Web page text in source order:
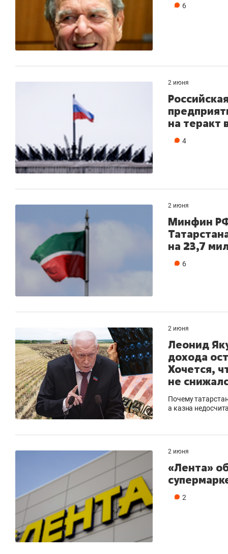
6
2 июня
на теракт
4
2 июня
Минфин
на 23,7
6
2 июня
Леонид
дохода
Хочется,
не
Почему
а казна
2 июня
«Лента»
2